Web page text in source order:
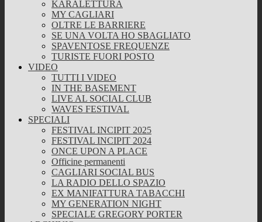
KARALETTURA
MY CAGLIARI
OLTRE LE BARRIERE
SE UNA VOLTA HO SBAGLIATO
SPAVENTOSE FREQUENZE
TURISTE FUORI POSTO
VIDEO
TUTTI I VIDEO
IN THE BASEMENT
LIVE AL SOCIAL CLUB
WAVES FESTIVAL
SPECIALI
FESTIVAL INCIPIT 2025
FESTIVAL INCIPIT 2024
ONCE UPON A PLACE
Officine permanenti
CAGLIARI SOCIAL BUS
LA RADIO DELLO SPAZIO
EX MANIFATTURA TABACCHI
MY GENERATION NIGHT
SPECIALE GREGORY PORTER